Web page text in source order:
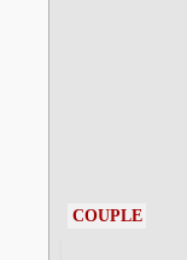
COUPLE